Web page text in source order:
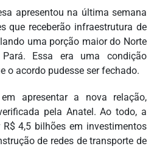
apresentou na última semana
que receberão infraestrutura de
uma porção maior do Norte
Essa era uma condição
o acordo pudesse ser fechado.
apresentar a nova relação,
pela Anatel. Ao todo, a
4,5 bilhões em investimentos
de redes de transporte de